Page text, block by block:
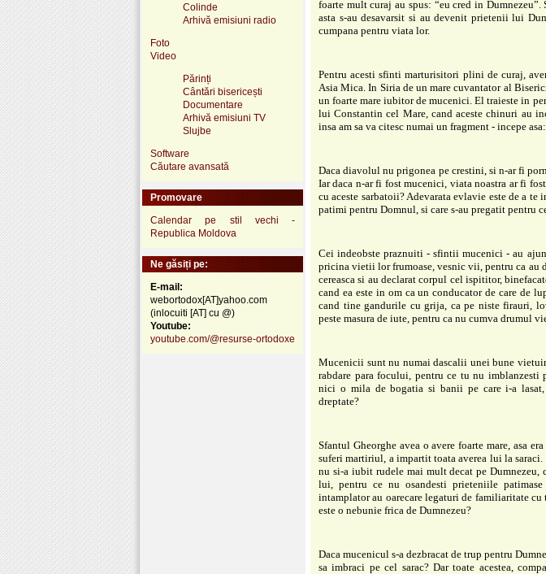
foarte mult curaj au spus: “eu cred in Dumnezeu”.
asta s-au desavarsit si au devenit prietenii lui
cumpana pentru viata lor.
Pentru acesti sfinti marturisitori plini de curaj,
Asia Mica. In Siria de un mare cuvantator al
un foarte mare iubitor de mucenici. El traieste in
lui Constantin cel Mare, cand aceste chinuri au
insa am sa va citesc numai un fragment - incepe asa:
Daca diavolul nu prigonea pe crestini, si n-ar fi
Iar daca n-ar fi fost mucenici, viata noastra ar fi
cu aceste sarbatoii? Adevarata evlavie este de a
patimi pentru Domnul, si care s-au pregatit pentru
Cei indeobste praznuiti - sfintii mucenici - au
pricina vietii lor frumoase, vesnic vii, pentru ca au
cereasca si au declarat corpul cel ispititor,
cand ea este in om ca un conducator de care de
cand tine gandurile cu grija, ca pe niste firauri,
peste masura de iute, pentru ca nu cumva drumul
Mucenicii sunt nu numai dascalii unei bune
rabdare para focului, pentru ce tu nu imblanzesti
nici o mila de bogatia si banii pe care i-a
dreptate?
Sfantul Gheorghe avea o avere foarte mare, asa
suferi martiriul, a impartit toata averea lui la saraci.
nu si-a iubit rudele mai mult decat pe
lui, pentru ce nu osandesti prieteniile
intamplator au oarecare legaturi de familiaritate cu
este o nebunie frica de Dumnezeu?
Daca mucenicul s-a dezbracat de trup pentru
sa imbraci pe cel sarac? Dar toate acestea,
Colinde
Arhivă emisiuni radio
Foto
Video
Părinți
Cântări bisericești
Documentare
Arhivă emisiuni TV
Slujbe
Software
Căutare avansată
Promovare
Calendar pe stil vechi -
Republica Moldova
Ne găsiți pe:
E-mail:
webortodox[AT]yahoo.com
(inlocuiti [AT] cu @)
Youtube:
youtube.com/@resurse-ortodoxe